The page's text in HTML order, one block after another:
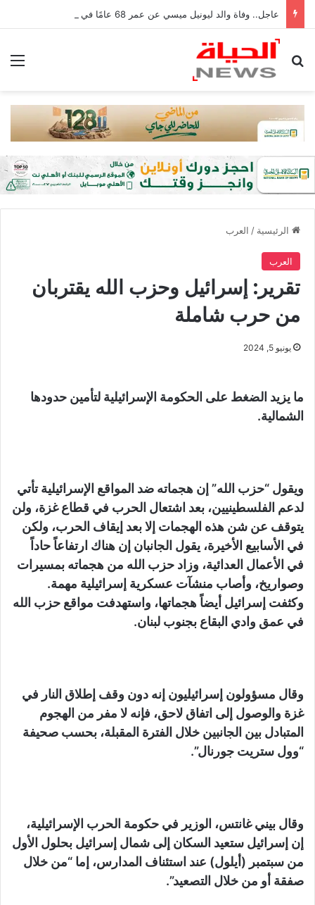
عاجل.. وفاة والد ليونيل ميسي عن عمر 68 عامًا في الأرجنتين
بحث عن
الرئيسية / العرب
العرب
تقرير: إسرائيل وحزب الله يقتربان
من حرب شاملة
يونيو 5, 2024
ما يزيد الضغط على الحكومة الإسرائيلية لتأمين حدودها
الشمالية.
ويقول “حزب الله” إن هجماته ضد المواقع الإسرائيلية تأتي
لدعم الفلسطينيين، بعد اشتعال الحرب في قطاع غزة، ولن
يتوقف عن شن هذه الهجمات إلا بعد إيقاف الحرب، ولكن
في الأسابيع الأخيرة، يقول الجانبان إن هناك ارتفاعاً حاداً
في الأعمال العدائية، وزاد حزب الله من هجماته بمسيرات
وصواريخ، وأصاب منشآت عسكرية إسرائيلية مهمة.
وكثفت إسرائيل أيضاً هجماتها، واستهدفت مواقع حزب الله
في عمق وادي البقاع بجنوب لبنان.
وقال مسؤولون إسرائيليون إنه دون وقف إطلاق النار في
غزة والوصول إلى اتفاق لاحق، فإنه لا مفر من الهجوم
المتبادل بين الجانبين خلال الفترة المقبلة، بحسب صحيفة
“وول ستريت جورنال”.
وقال بيني غانتس، الوزير في حكومة الحرب الإسرائيلية،
إن إسرائيل ستعيد السكان إلى شمال إسرائيل بحلول الأول
من سبتمبر (أيلول) عند استئناف المدارس، إما “من خلال
صفقة أو من خلال التصعيد”.